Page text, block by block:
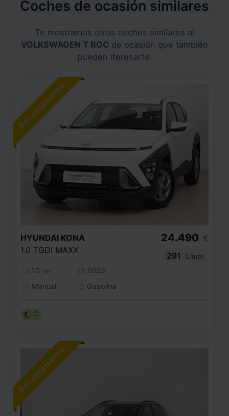
Coches de ocasión similares
Te mostramos otros coches similares al
VOLKSWAGEN T ROC de ocasión que también
pueden iteresarte.
HYUNDAI KONA
1.0 TGDI MAXX
10 km
2025
Manual
Gasolina
24.490 €
291
€/mes
C